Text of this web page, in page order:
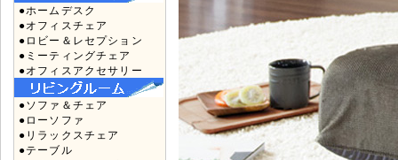
●ホームデスク
●オフィスチェア
●ロビー＆レセプション
●ミーティングチェア
●オフィスアクセサリー
●ソファ＆チェア
●ローソファ
●リラックスチェア
●テーブル